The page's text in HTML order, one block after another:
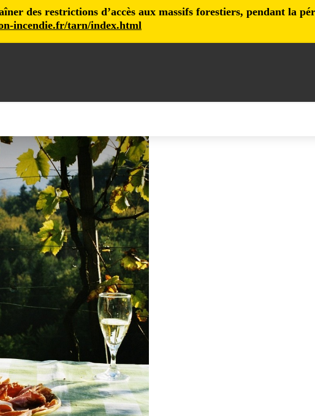
des restrictions d’accès aux massifs forestiers, pendant la
incendie.fr/tarn/index.html